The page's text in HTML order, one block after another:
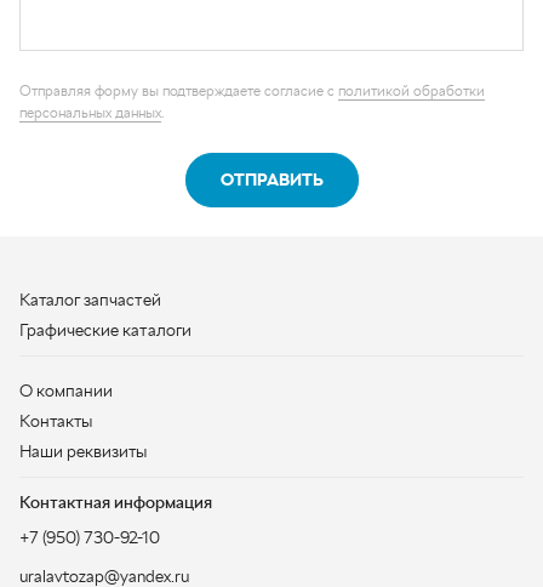
Каталог запчастей
Контактная информация
+7 (950) 730-92-10
uralavtozap@yandex.ru
г. Миасс, Тургоякское шоссе, д. 11/63
Полная контактная информация